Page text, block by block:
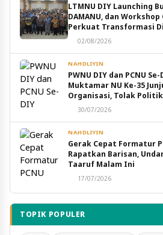
LTMNU DIY Launching
DAMANU, dan
Perkuat Transformasi
02/08/2026
NAHDLIYIN
PWNU DIY dan PCNU
Muktamar NU Ke-35
Organisasi, Tolak
Intervensi Eksternal
30/07/2026
NAHDLIYIN
Gerak Cepat Formatur
Rapatkan Barisan,
Taaruf Malam Ini
17/07/2026
TOPIK POPULER